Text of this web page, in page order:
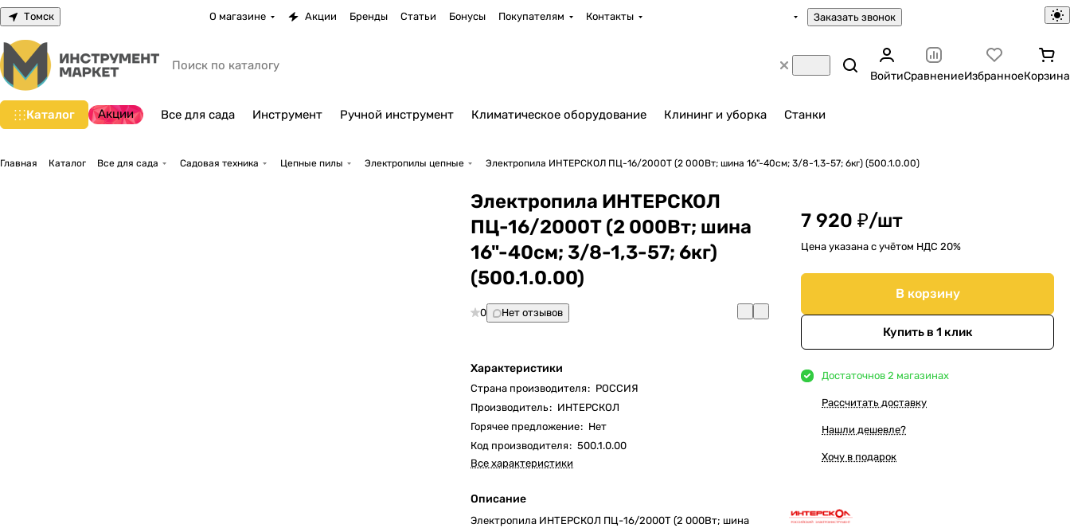
Томск О магазине Акции Бренды Статьи Бонусы Покупателям Контакты Заказать звонок
ВойтиСравнениеИзбранноеКорзина
Каталог Акции Все для сада Инструмент Ручной инструмент Климатическое оборудование Клининг и уборка Станки
Главная Каталог Все для сада Садовая техника Цепные пилы Электропилы цепные Электропила ИНТЕРСКОЛ ПЦ-16/2000Т (2 000Вт; шина 16"-40см; 3/8-1,3-57; 6кг) (500.1.0.00)
Электропила ИНТЕРСКОЛ
ПЦ-16/2000Т (2 000Вт; шина
16"-40см; 3/8-1,3-57; 6кг)
(500.1.0.00)
0 Нет отзывов
Характеристики
Страна производителя: РОССИЯ
Производитель: ИНТЕРСКОЛ
Горячее предложение: Нет
Код производителя: 500.1.0.00
Все характеристики
Описание
Электропила ИНТЕРСКОЛ ПЦ-16/2000Т (2 000Вт; шина
7 920 ₽/шт
Цена указана с учётом НДС 20%
В корзину
Купить в 1 клик
Достаточнов 2 магазинах
Рассчитать доставку
Нашли дешевле?
Хочу в подарок